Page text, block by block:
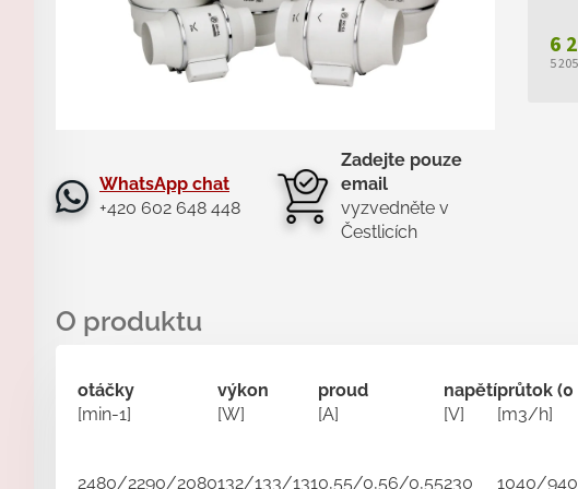
WhatsApp chat
+420 602 648 448
Zadejte pouze
email
vyzvedněte v
Čestlicích
6
5
otáčky
[min-1]
výkon
[W]
proud
[A]
napětí
[V]
průtok (0
[m3/h]
2480/2290/2080132/133/1310,55/0,56/0,55230 1040/